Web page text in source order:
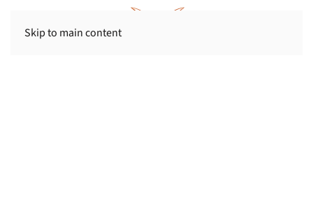
Skip to main content